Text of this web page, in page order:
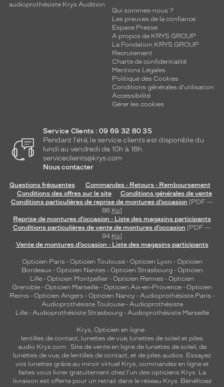
audioprothésiste Krys Audition
Qui sommes-nous ?
Les preuves de la confiance
Espace Presse
A propos de KRYS GROUP
La Fondation KRYS GROUP
Recrutement
Charte de confidentialité
Mentions Légales
Politique des Cookies
Conditions générales d'utilisation
Accessibilité
Gérer les cookies
Service Clients : 09 69 32 80 35
Pendant l'été, le service clients est disponible du
lundi au vendredi de 10h à 18h.
serviceclients@krys.com
Nous contacter
Questions fréquentes
Commandes - Retours - Remboursement
Conditions des offres sur le site
Conditions générales de vente
Conditions particulières de reprise de montures d’occasion [PDF —
86 Ko]
Reprise de montures d’occasion - Liste des magasins participants
Conditions particulières de vente de montures d’occasion [PDF —
94 Ko]
Vente de montures d’occasion - Liste des magasins participants
Opticien Paris - Opticien Toulouse- Opticien Lyon - Opticien
Bordeaux- Opticien Nantes - Opticien Strasbourg - Opticien
Lille - Opticien Montpellier - Opticien Rennes - Opticien
Grenoble - Opticien Marseille - Opticien Aix-en-Provence - Opticien
Reims - Opticien Angers - Opticien Nancy - Audioprothésiste Paris -
Audioprothésiste Toulouse- Audioprothésiste
Lille- Audioprothésiste Strasbourg - Audioprothésiste Marseille
Krys, Opticien en ligne :
lentilles de contact, lunettes de vue, lunettes de soleil et piles
audio Krys.com : Site de vente en ligne de lunettes de soleil, de
lunettes de vue, de lentilles de contact, et de piles audios. Essayez
vos lunettes grâce au miroir virtuel Krys, commandez en ligne et
faites vous livrer gratuitement chez l'un des opticiens Krys. La
livraison est offerte pour un retrait dans le réseau Krys. Bénéficiez